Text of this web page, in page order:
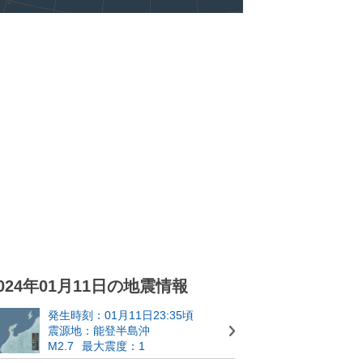
年01月11日の地震情報
発生時刻：01月11日23:35頃
震源地：能登半島沖
M2.7
最大震度：1